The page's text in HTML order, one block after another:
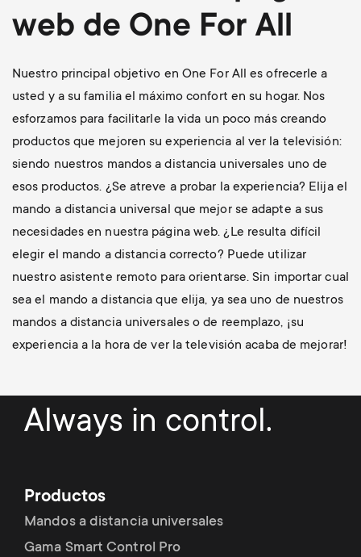
web de One For All
Nuestro principal objetivo en One For All es ofrecerle a
usted y a su familia el máximo confort en su hogar. Nos
esforzamos para facilitarle la vida un poco más creando
productos que mejoren su experiencia al ver la televisión:
siendo nuestros mandos a distancia universales uno de
esos productos. ¿Se atreve a probar la experiencia? Elija el
mando a distancia universal que mejor se adapte a sus
necesidades en nuestra página web. ¿Le resulta difícil
elegir el mando a distancia correcto? Puede utilizar
nuestro asistente remoto para orientarse. Sin importar cual
sea el mando a distancia que elija, ya sea uno de nuestros
mandos a distancia universales o de reemplazo, ¡su
experiencia a la hora de ver la televisión acaba de mejorar!
Always in control.
Productos
Mandos a distancia universales
Gama Smart Control Pro